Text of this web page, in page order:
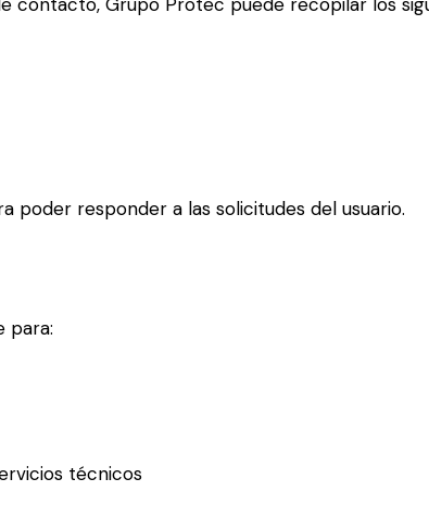
poder responder a las solicitudes del usuario.
para:
técnicos